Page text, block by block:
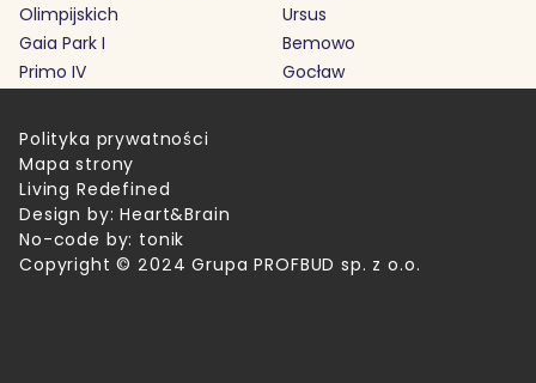
Olimpijskich
Gaia Park I
Primo IV
Ursus
Bemowo
Gocław
Copyright © 2024 Grupa PROFBUD sp. z o.o.
Polityka prywatności
Mapa strony
Living Redefined
Design by: Heart&Brain
No-code by: tonik